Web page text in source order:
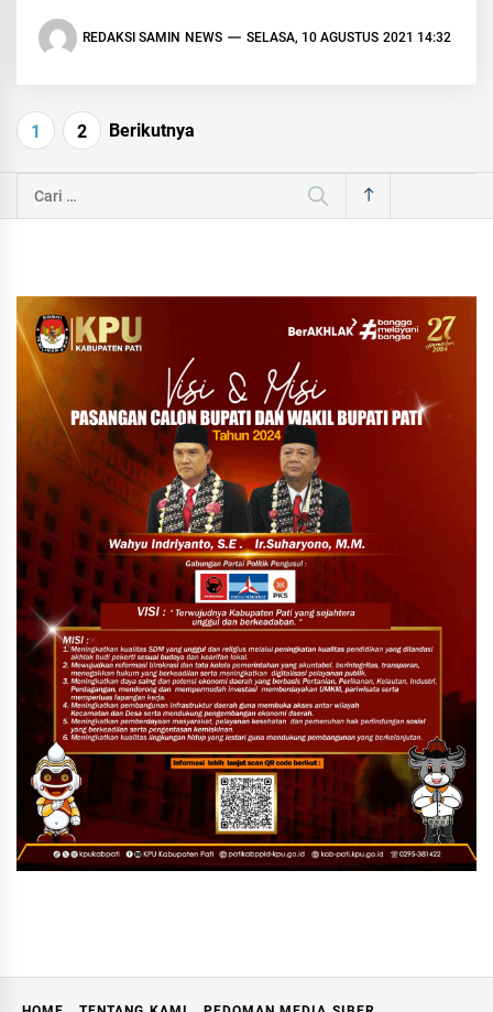
REDAKSI SAMIN NEWS SELASA, 10 AGUSTUS 2021 14:32
Navigasi
1 2 Berikutnya
Cari